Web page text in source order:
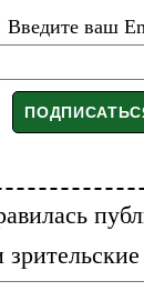
Введите ваш